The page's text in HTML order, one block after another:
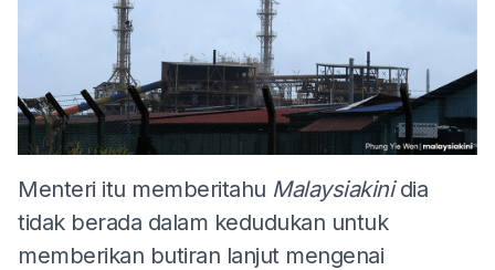
Menteri itu memberitahu Malaysiakinidia
tidak berada dalam kedudukan untuk
memberikan butiran lanjut mengenai